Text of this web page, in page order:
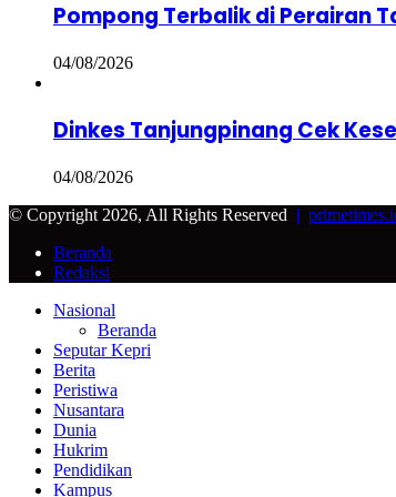
Pompong Terbalik di Perairan
04/08/2026
Dinkes Tanjungpinang Cek
04/08/2026
© Copyright 2026, All Rights Reserved |
Beranda
Redaksi
Facebook
Twitter
Google+
WhatsApp
Telegram
Back
button
Close
Nasional
Beranda
Seputar Kepri
Berita
Peristiwa
Nusantara
Dunia
Hukrim
Pendidikan
Kampus